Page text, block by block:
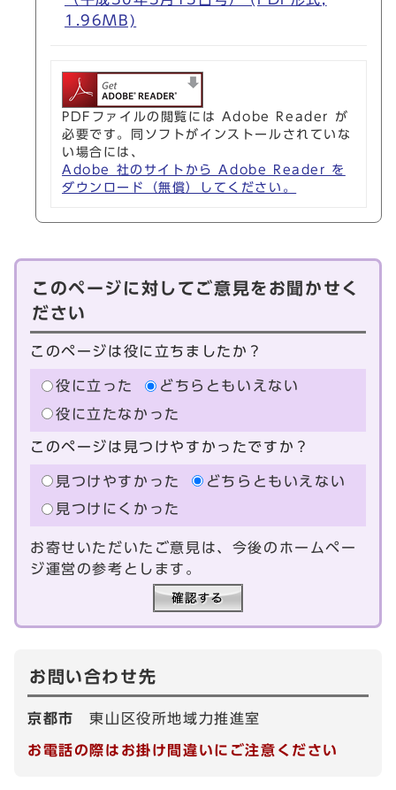
1.96MB)
PDFファイルの閲覧には Adobe Reader が
必要です。同ソフトがインストールされていな
い場合には、
Adobe 社のサイトから Adobe Reader を
ダウンロード（無償）してください。
このページに対してご意見をお聞かせく
ださい
このページは役に立ちましたか？
役に立った
どちらともいえない
役に立たなかった
このページは見つけやすかったですか？
見つけやすかった
どちらともいえない
見つけにくかった
お寄せいただいたご意見は、今後のホームペー
ジ運営の参考とします。
お問い合わせ先
京都市東山区役所地域力推進室
お電話の際はお掛け間違いにご注意ください